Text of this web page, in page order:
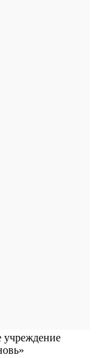
учреждение